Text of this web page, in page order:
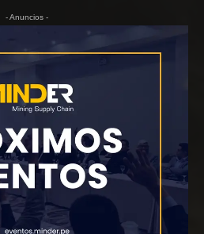
- Anuncios -